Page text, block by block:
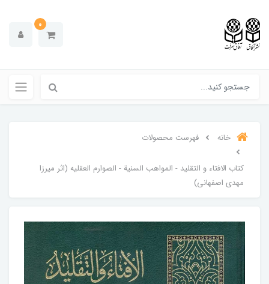
0
خانه فهرست محصولات
کتاب الافتاء و التقليد - المواهب السنية - الصوارم العقليه (اثر میرزا
مهدی اصفهانی)